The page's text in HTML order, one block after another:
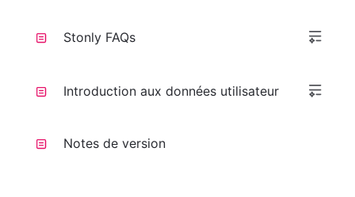
Stonly FAQs
Introduction aux données utilisateur
Notes de version